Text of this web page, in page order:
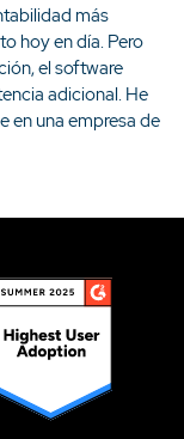
más
hoy en día. Pero
el software
adicional. He
en una empresa de